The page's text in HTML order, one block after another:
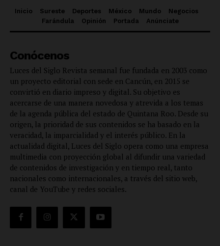
Inicio Sureste Deportes México Mundo
Negocios
Farándula
Opinión Portada Anúnciate
Conócenos
Luces del Siglo Revista semanal fue fundada en 2003 como
un proyecto editorial con sede en Cancún, en 2015 se
convirtió en diario impreso y digital. Su objetivo es
acercarse de una manera novedosa y atrevida a los temas
de la agenda pública del estado de Quintana Roo. Desde su
origen, la prioridad de sus contenidos se ha basado en la
veracidad, la imparcialidad y el interés público. En la
actualidad digital, Luces del Siglo opera como una empresa
multimedia con proyección global al difundir una variedad
de contenidos de investigación y en tiempo real, tanto
nacionales como internacionales, a través del sitio web,
canal de YouTube y redes sociales.